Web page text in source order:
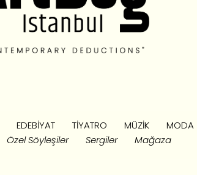
EDEBIYAT TIYATRO MÜZIK
MODA
Özel Söyleşiler Sergiler Mağaza